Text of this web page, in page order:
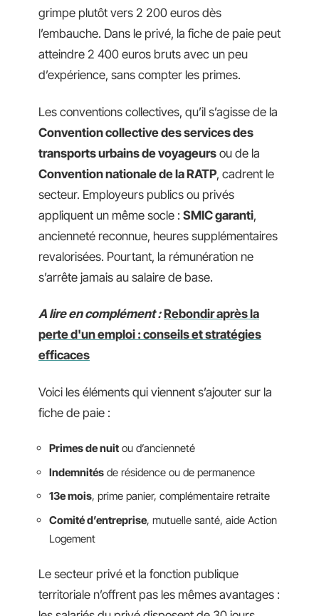
grimpe plutôt vers 2 200 euros dès
l’embauche. Dans le privé, la fiche de paie peut
atteindre 2 400 euros bruts avec un peu
d’expérience, sans compter les primes.
Les conventions collectives, qu’il s’agisse de la
Convention collective des services des
transports urbains de voyageurs ou de la
Convention nationale de la RATP, cadrent le
secteur. Employeurs publics ou privés
appliquent un même socle : SMIC garanti,
ancienneté reconnue, heures supplémentaires
revalorisées. Pourtant, la rémunération ne
s’arrête jamais au salaire de base.
A lire en complément : Rebondir après la
perte d'un emploi : conseils et stratégies
efficaces
Voici les éléments qui viennent s’ajouter sur la
fiche de paie :
Primes de nuit ou d’ancienneté
Indemnités de résidence ou de permanence
13e mois, prime panier, complémentaire retraite
Comité d’entreprise, mutuelle santé, aide Action
Logement
Le secteur privé et la fonction publique
territoriale n’offrent pas les mêmes avantages :